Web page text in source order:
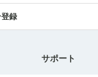
録
サポート